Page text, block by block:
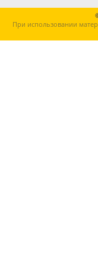
При использовании